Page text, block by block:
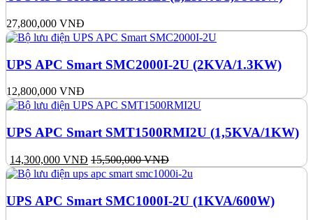
27,800,000 VNĐ
UPS APC Smart SMC2000I-2U (2KVA/1.3KW)
12,800,000 VNĐ
UPS APC Smart SMT1500RMI2U (1,5KVA/1KW)
14,300,000 VNĐ 15,500,000VNĐ
UPS APC Smart SMC1000I-2U (1KVA/600W)